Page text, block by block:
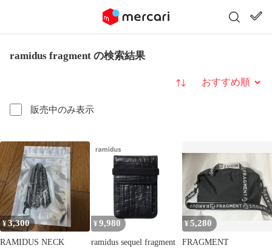
ramidus fragment の検索結果
販売中のみ表示
並び替え
¥3,300
RAMIDUS NECK
¥ 9,980
ramidus sequel fragment
¥5,280
FRAGMENT